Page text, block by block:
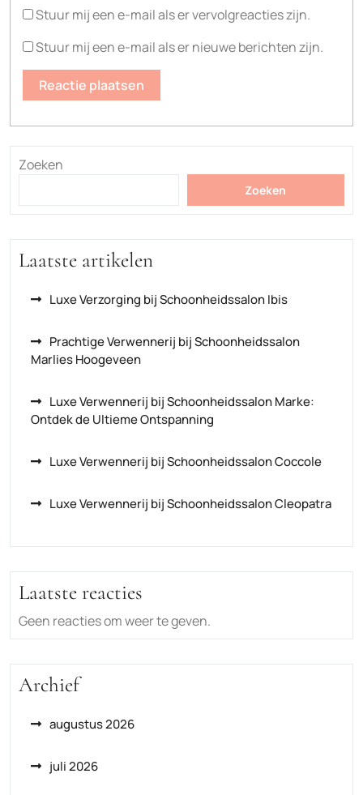
Stuur mij een e-mail als er vervolgreacties zijn.
Stuur mij een e-mail als er nieuwe berichten zijn.
Zoeken
Zoeken
Laatste artikelen
Luxe Verzorging bij Schoonheidssalon Ibis
Prachtige Verwennerij bij Schoonheidssalon
Marlies Hoogeveen
Luxe Verwennerij bij Schoonheidssalon Marke:
Ontdek de Ultieme Ontspanning
Luxe Verwennerij bij Schoonheidssalon Coccole
Luxe Verwennerij bij Schoonheidssalon Cleopatra
Laatste reacties
Geen reacties om weer te geven.
Archief
augustus 2026
juli 2026